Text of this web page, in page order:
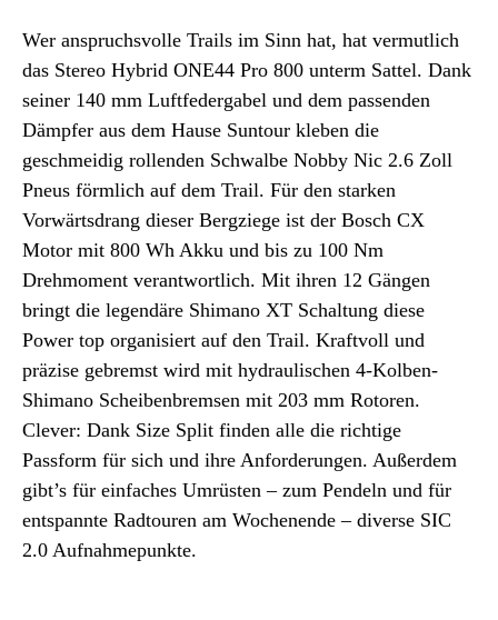
Wer anspruchsvolle Trails im Sinn hat, hat vermutlich
das Stereo Hybrid ONE44 Pro 800 unterm Sattel. Dank
seiner 140 mm Luftfedergabel und dem passenden
Dämpfer aus dem Hause Suntour kleben die
geschmeidig rollenden Schwalbe Nobby Nic 2.6 Zoll
Pneus förmlich auf dem Trail. Für den starken
Vorwärtsdrang dieser Bergziege ist der Bosch CX
Motor mit 800 Wh Akku und bis zu 100 Nm
Drehmoment verantwortlich. Mit ihren 12 Gängen
bringt die legendäre Shimano XT Schaltung diese
Power top organisiert auf den Trail. Kraftvoll und
präzise gebremst wird mit hydraulischen 4-Kolben-
Shimano Scheibenbremsen mit 203 mm Rotoren.
Clever: Dank Size Split finden alle die richtige
Passform für sich und ihre Anforderungen. Außerdem
gibt’s für einfaches Umrüsten – zum Pendeln und für
entspannte Radtouren am Wochenende – diverse SIC
2.0 Aufnahmepunkte.